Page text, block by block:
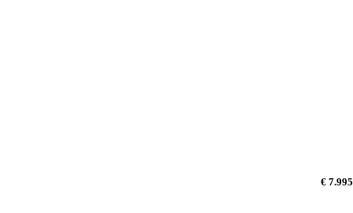
€ 7.995